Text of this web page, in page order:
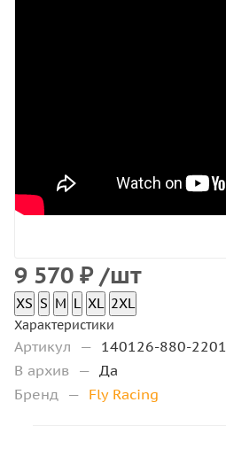
9 570 ₽ /шт
XS S M L XL 2XL
Характеристики
Артикул — 140126-880-2201
В архив — Да
Бренд — Fly Racing